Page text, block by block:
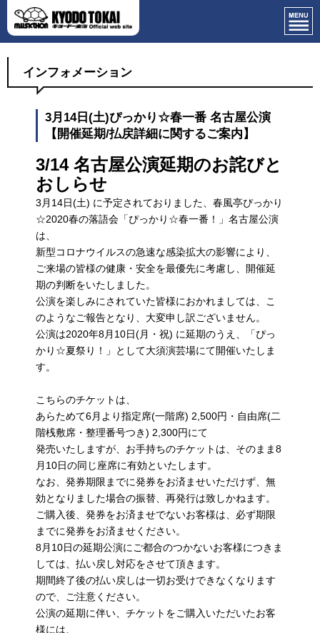
インフォメーション
3月14日(土)ぴっかり☆春一番 名古屋公演
【開催延期/払戻詳細に関するご案内】
3/14 名古屋公演延期のお詫びと
おしらせ
3月14日(土) に予定されておりました、春風亭ぴっかり
☆2020春の落語会「ぴっかり☆春一番！」名古屋公演
は、
新型コロナウイルスの急速な感染拡大の影響により、
ご来場の皆様の健康・安全を最優先に考慮し、開催延
期の判断をいたしました。
公演を楽しみにされていた皆様におかれましては、こ
のようなご報告となり、大変申し訳ございません。
公演は2020年8月10日(月・祝) に延期のうえ、「ぴっ
かり☆夏祭り！」として大須演芸場にて開催いたしま
す。
こちらのチケットは、
あらためて6月より指定席(一階席) 2,500円・自由席(二
階桟敷席・整理番号つき) 2,300円にて
発売いたしますが、お手持ちのチケットは、そのまま8
月10日の同じ座席に有効といたします。
なお、発券期限までに発券をお済ませいただけず、無
効となりました場合の振替、再発行は致しかねます。
ご購入後、発券をお済ませでないお客様は、必ず期限
までに発券をお済ませください。
8月10日の延期公演にご都合のつかないお客様につきま
しては、払い戻し対応をさせて頂きます。
期間終了後の払い戻しは一切お受けできなくなります
ので、ご注意ください。
公演の延期に伴い、チケットをご購入いただいたお客
様には、